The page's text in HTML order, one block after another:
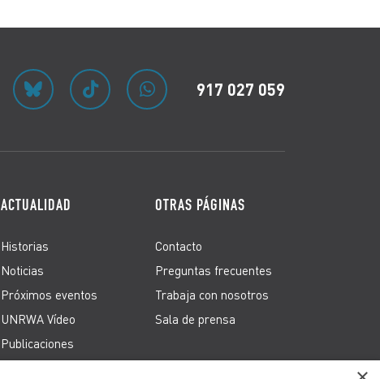
917 027 059
ACTUALIDAD
Historias
Noticias
Próximos eventos
UNRWA Vídeo
Publicaciones
OTRAS PÁGINAS
Contacto
Preguntas frecuentes
Trabaja con nosotros
Sala de prensa